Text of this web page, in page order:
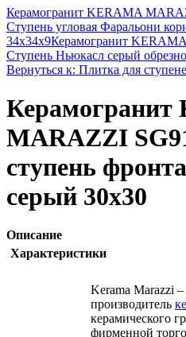
Керамогранит KERAMA
Ступень угловая Фаральони
34х34х9Керамогранит
Ступень Ньюкасл серый
Вернуться к: Плитка для
Керамогранит
MARAZZI
ступень
серый 30х30
Описание
Характеристики
Kerama Marazzi
производитель
керамического
фирменной